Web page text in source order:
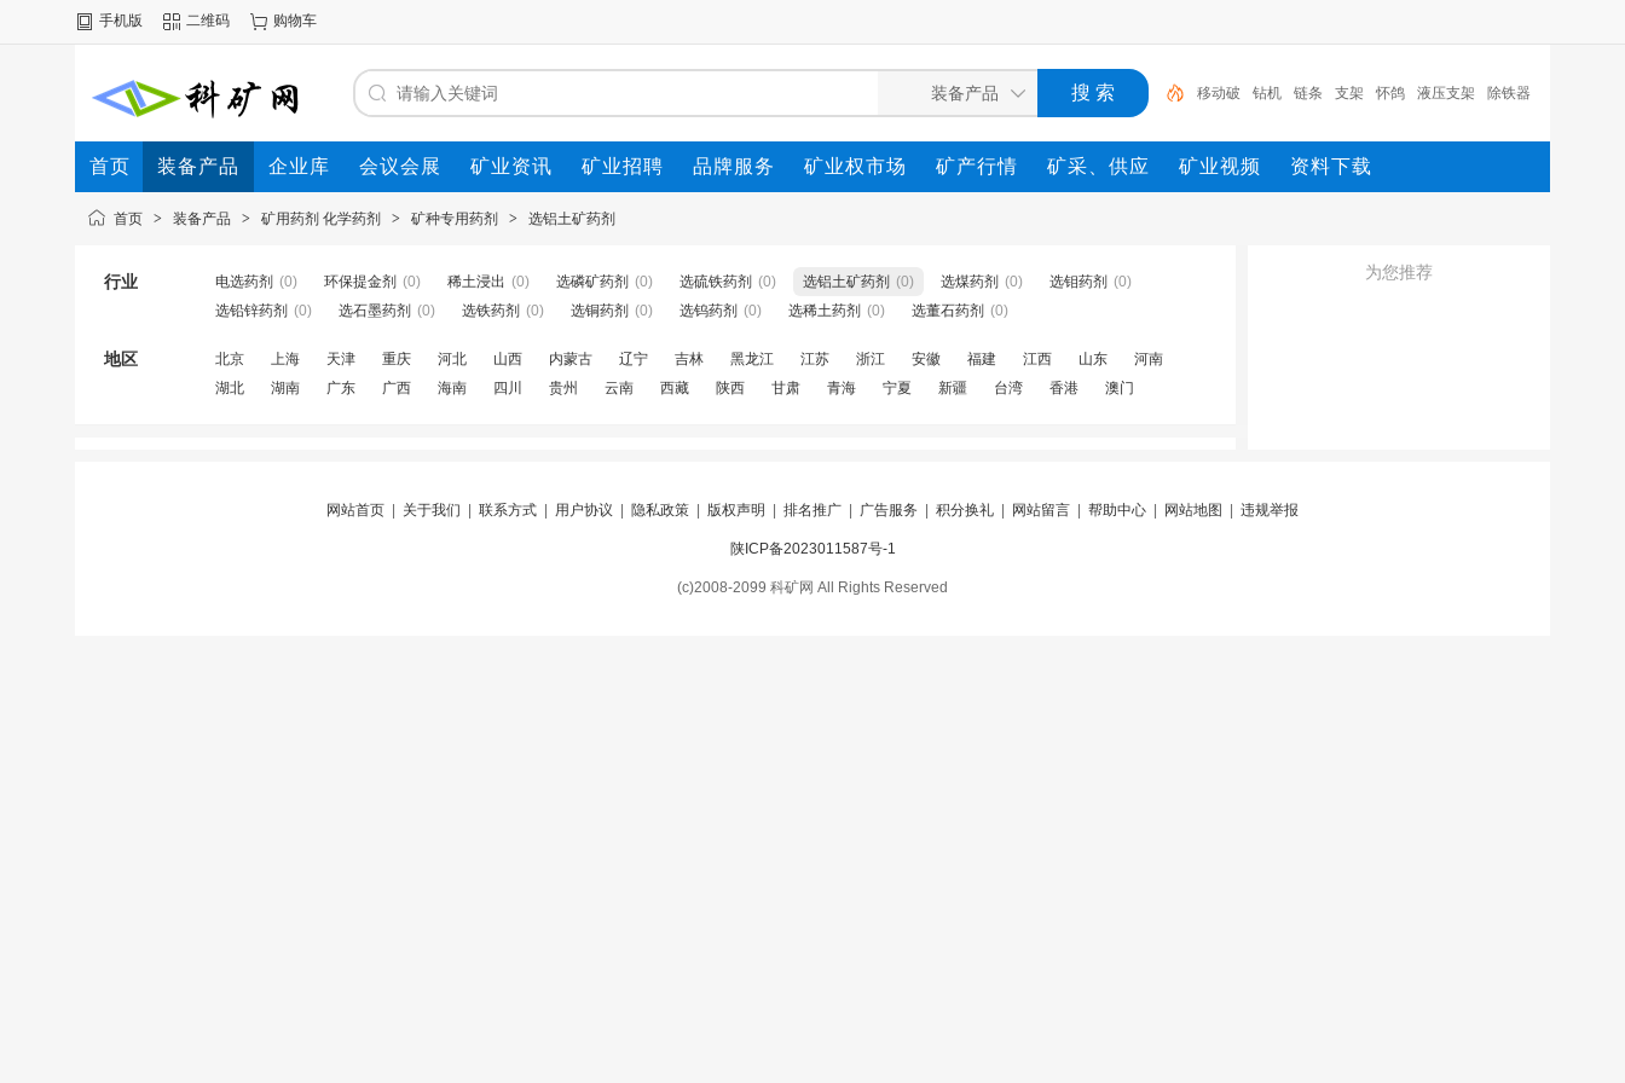
手机版 二维码 购物车
移动破 钻机 链条 支架 怀鸽 液压支架 除铁器
锚杆 电机 矿 移动破
首页 装备产品 企业库 会议会展 矿业资讯 矿业招聘 品牌服务 矿业权市场 矿产行情 矿采、供应 矿业视频 资料下载
首页 > 装备产品 > 矿用药剂 化学药剂 > 矿种专用药剂 > 选铝土矿药剂
行业 电选药剂 (0) 环保提金剂 (0) 稀土浸出 (0) 选磷矿药剂 (0) 选硫铁药剂 (0) 选铝土矿药剂 (0) 选煤药剂 (0) 选钼药剂 (0)
选铅锌药剂 (0) 选石墨药剂 (0) 选铁药剂 (0) 选铜药剂 (0) 选钨药剂 (0) 选稀土药剂 (0) 选董石药剂 (0)
地区 北京 上海 天津 重庆 河北 山西 内蒙古 辽宁 吉林 黑龙江 江苏 浙江 安徽 福建 江西 山东
河南
湖北
湖南 广东 广西 海南 四川 贵州 云南 西藏 陕西 甘肃 青海 宁夏 新疆 台湾 香港 澳门
为您推荐
网站首页 关于我们 联系方式 用户协议 隐私政策 版权声明 排名推广 广告服务 积分换礼 网站留言 帮助中心 网站地图 违规举报
陕ICP备2023011587号-1
(c)2008-2099 科矿网 All Rights Reserved